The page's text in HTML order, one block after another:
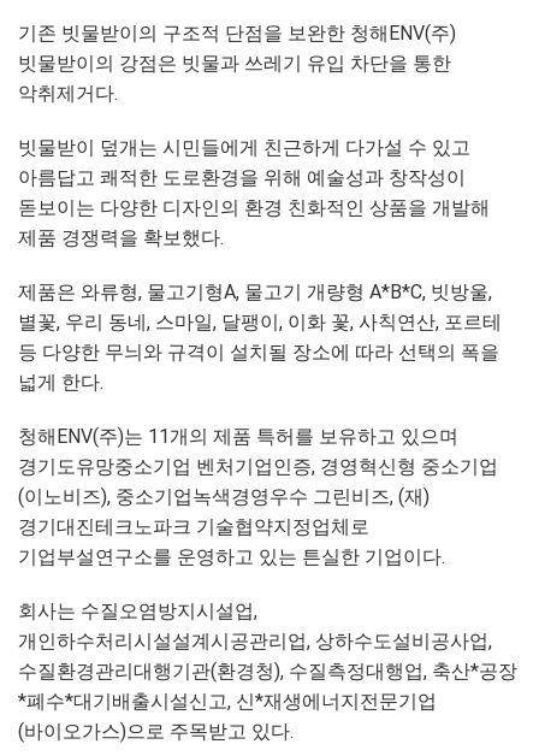
기존 빗물받이의 구조적 단점을 보완한 청해ENV(주)
빗물받이의 강점은 빗물과 쓰레기 유입 차단을 통한
악취제거다.
빗물받이 덮개는 시민들에게 친근하게 다가설 수 있고
아름답고 쾌적한 도로환경을 위해 예술성과 창작성이
돋보이는 다양한 디자인의 환경 친화적인 상품을 개발해
제품 경쟁력을 확보했다.
제품은 와류형, 물고기형A, 물고기 개량형 A*B*C, 빗방울,
별꽃, 우리 동네, 스마일, 달팽이, 이화 꽃, 사칙연산, 포르테
등 다양한 무늬와 규격이 설치될 장소에 따라 선택의 폭을
넓게 한다.
청해ENV(주)는 11개의 제품 특허를 보유하고 있으며
경기도유망중소기업 벤처기업인증, 경영혁신형 중소기업
(이노비즈), 중소기업녹색경영우수 그린비즈, (재)
경기대진테크노파크 기술협약지정업체로
기업부설연구소를 운영하고 있는 튼실한 기업이다.
회사는 수질오염방지시설업,
개인하수처리시설설계시공관리업, 상하수도설비공사업,
수질환경관리대행기관(환경청), 수질측정대행업, 축산*공장
*폐수*대기배출시설신고, 신*재생에너지전문기업
(바이오가스)으로 주목받고 있다.